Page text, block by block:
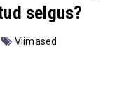
selgus?
Viimased